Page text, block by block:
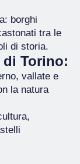
borghi
tra le
di storia.
di Torino:
vallate e
la natura